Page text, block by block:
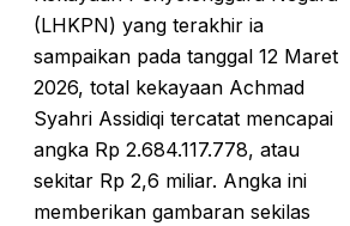
(LHKPN) yang terakhir ia
sampaikan pada tanggal 12 Maret
2026, total kekayaan Achmad
Syahri Assidiqi tercatat mencapai
angka Rp 2.684.117.778, atau
sekitar Rp 2,6 miliar. Angka ini
memberikan gambaran sekilas